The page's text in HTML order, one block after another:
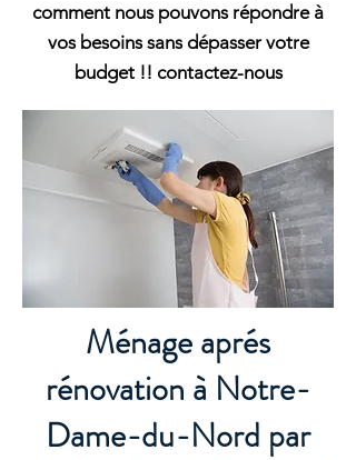
comment nous pouvons répondre à
vos besoins sans dépasser votre
budget !! contactez-nous
Ménage aprés
rénovation à Notre-
Dame-du-Nord par